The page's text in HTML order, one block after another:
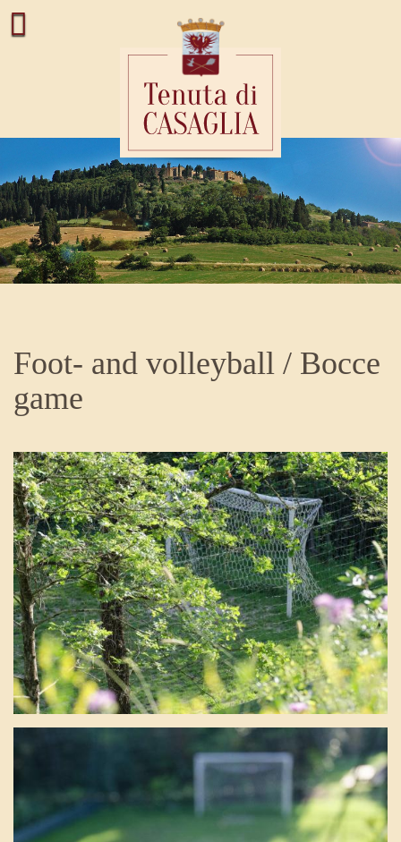
Foot- and volleyball / Bocce
game